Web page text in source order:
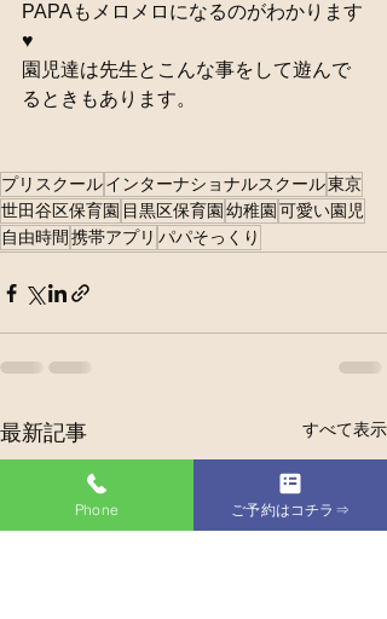
PAPAもメロメロになるのがわかります
♥️
園児達は先生とこんな事をして遊んで
るときもあります。
プリスクールインターナショナルスクール東京
世田谷区保育園 目黒区保育園 幼稚園 可愛い園児
自由時間 携帯アプリ パパそっくり
最新記事 すべて表示
Phone ご予約はコチラ⇒